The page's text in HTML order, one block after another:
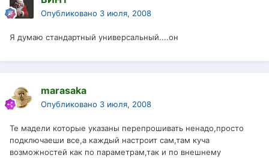
Опубликовано 3 июля, 2008
Я думаю стандартный универсальный....он
marasaka
Опубликовано 3 июля, 2008
Те мадели которые указаны перепрошивать ненадо,просто
подключаеши все,а каждый настроит сам,там куча
возможностей как по параметрам,так и по внешнему